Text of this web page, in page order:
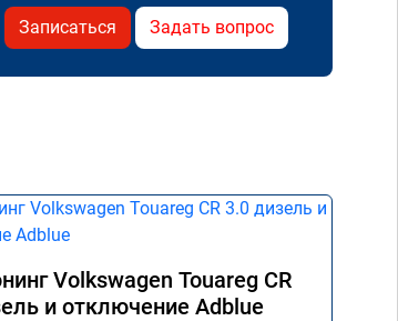
Записаться Задать вопрос
Volkswagen Touareg CR
и отключение Adblue